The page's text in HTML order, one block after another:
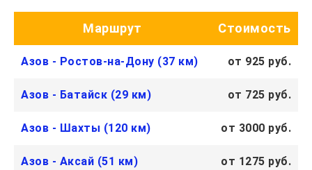
Маршрут Стоимость
Азов - Ростов-на-Дону (37 км) от 925 руб.
Азов - Батайск (29 км) от 725 руб.
Азов - Шахты (120 км) от 3000 руб.
Азов - Аксай (51 км) от 1275 руб.